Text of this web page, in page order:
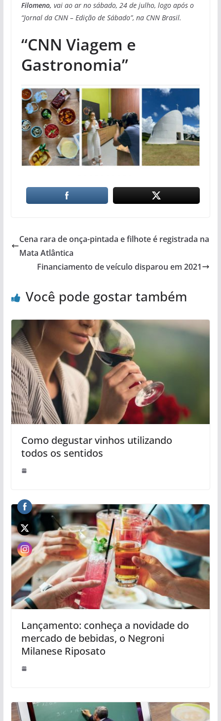
Filomeno, vai ao ar no sábado, 24 de julho, logo após o
“Jornal da CNN – Edição de Sábado”, na CNN Brasil.
“CNN Viagem e
Gastronomia”
Cena rara de onça-pintada e filhote é registrada na
Mata Atlântica
Financiamento de veículo disparou em 2021
Você pode gostar também
Como degustar vinhos utilizando
todos os sentidos
Lançamento: conheça a novidade do
mercado de bebidas, o Negroni
Milanese Riposato